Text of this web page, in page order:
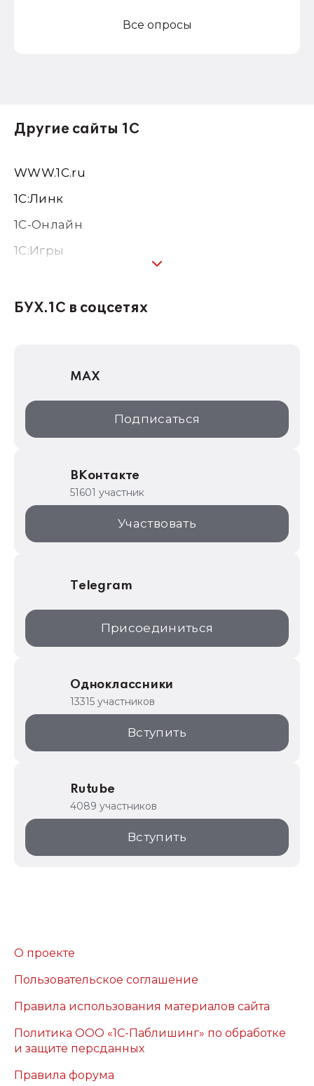
Все опросы
Другие сайты 1С
WWW.1С.ru
1С:Линк
1С-Онлайн
1C:Игры
1С:Консалтинг
1С:Дистрибьюция
1С:Образование
ИТС.1C.ru
1С:Торговая площадка
БУХ.1С в соцсетях
MAX
Подписаться
ВКонтакте
51601 участник
Участвовать
Telegram
Присоединиться
Одноклассники
13315 участников
Вступить
Rutube
4089 участников
Вступить
О проекте
Пользовательское соглашение
Правила использования материалов сайта
Политика ООО «1С-Паблишинг» по обработке
и защите персданных
Правила форума